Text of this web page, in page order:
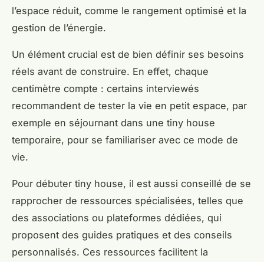
l’espace réduit, comme le rangement optimisé et la
gestion de l’énergie.
Un élément crucial est de bien définir ses besoins
réels avant de construire. En effet, chaque
centimètre compte : certains interviewés
recommandent de tester la vie en petit espace, par
exemple en séjournant dans une tiny house
temporaire, pour se familiariser avec ce mode de
vie.
Pour débuter tiny house, il est aussi conseillé de se
rapprocher de ressources spécialisées, telles que
des associations ou plateformes dédiées, qui
proposent des guides pratiques et des conseils
personnalisés. Ces ressources facilitent la